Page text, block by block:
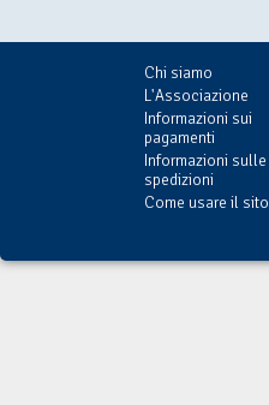
Chi siamo
L'Associazione
Informazioni sui
pagamenti
Informazioni sulle
spedizioni
Come usare il sito